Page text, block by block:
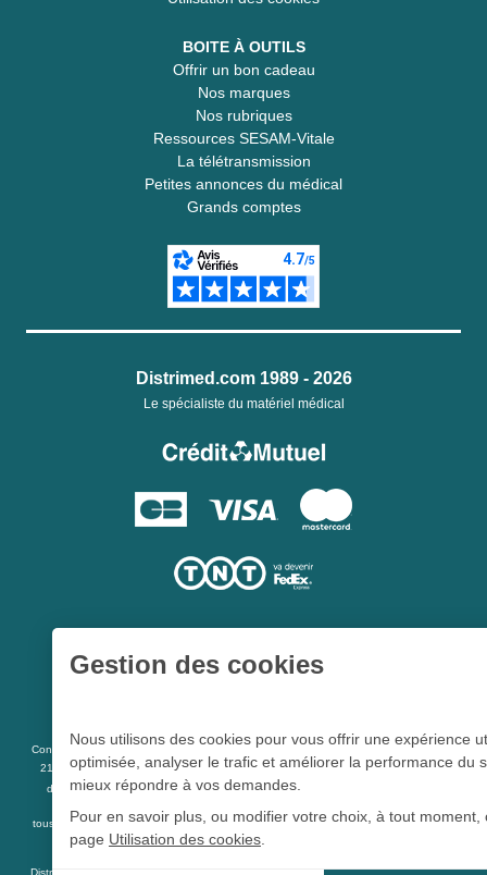
BOITE À OUTILS
Offrir un bon cadeau
Nos marques
Nos rubriques
Ressources SESAM-Vitale
La télétransmission
Petites annonces du médical
Grands comptes
Distrimed.com 1989 - 2026
Le spécialiste du matériel médical
Conformément aux articles L 5213-3 du code de la santé publique et à l’arrêté du
21 décembre 2012 fixant la liste des dispositifs médicaux qui peuvent faire l’objet
d’une publicité auprès du public, et à l'articleR 5213-1
tous les dispositifs médicaux présents sur ce site peuvent faire l'objet d'une publicité
destinée au public.
Distrimed.com est un service de la société Distrimed SAS au capital de 40 000 Euro -
Gestion des cookies
Nous utilisons des cookies pour vous offrir une expérience
optimisée, analyser le trafic et améliorer la performance du
mieux répondre à vos demandes.
Pour en savoir plus, ou modifier votre choix, à tout moment,
page Utilisation des cookies